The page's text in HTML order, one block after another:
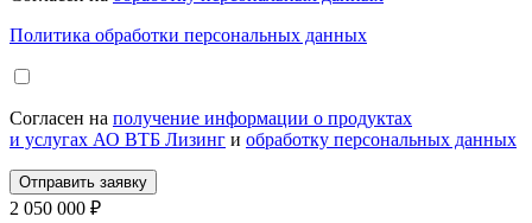
Политика обработки персональных данных
Согласен на получение информации о продуктах
и услугах АО ВТБ Лизинг и обработку персональных данных
2 050 000 ₽